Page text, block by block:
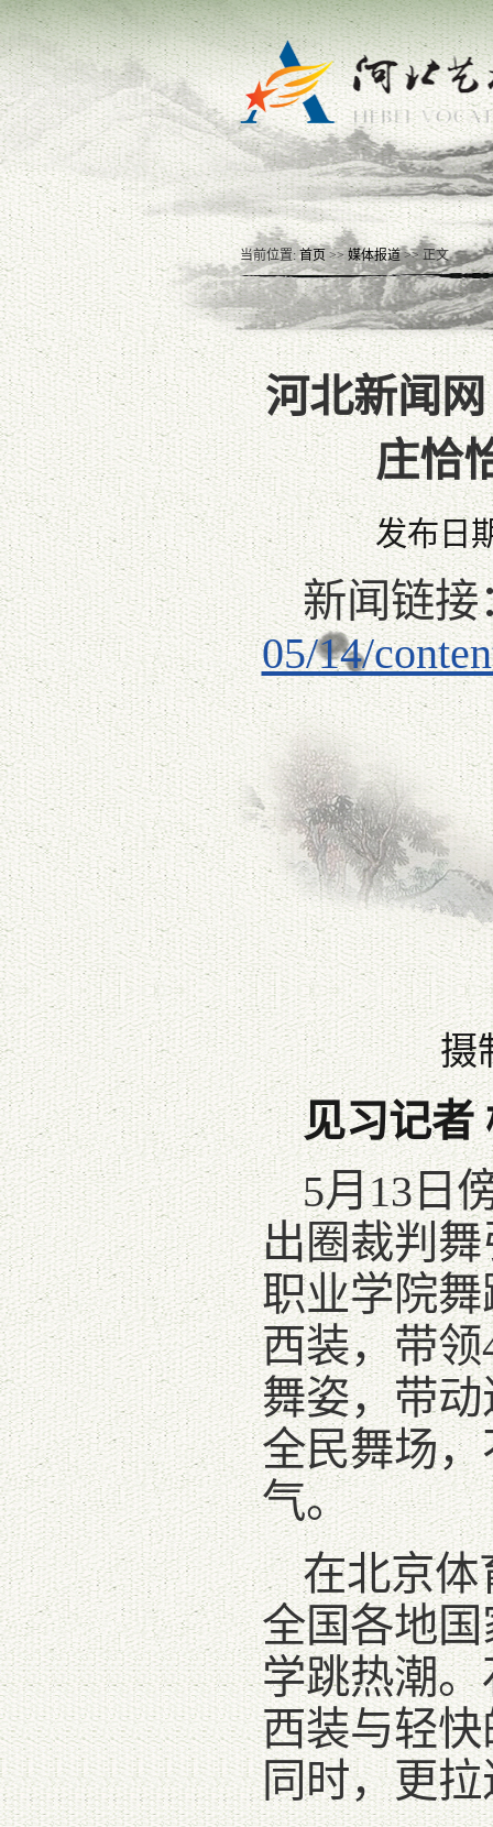
当前位置:首页 >>媒体报道>> 正文
河北新闻
庄恰
发布日
新闻链接
05/14/
摄
见习记者
5月13日
出圈裁判
职业学院
西装，带
舞姿，带
全民舞场
气。
在北京体
全国各地
学跳热潮
西装与轻
同时，更